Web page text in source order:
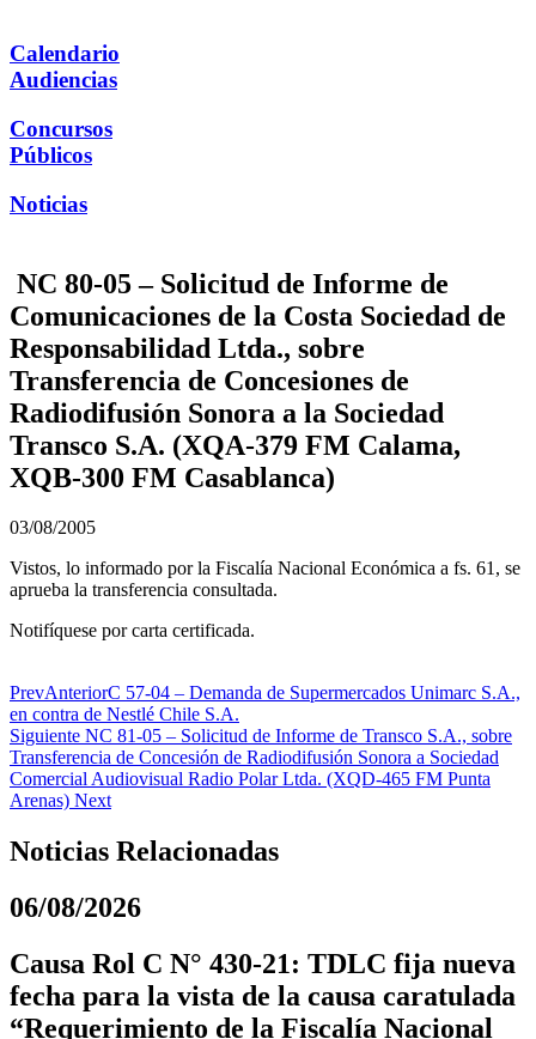
Calendario
Audiencias
Concursos
Públicos
Noticias
NC 80-05 – Solicitud de Informe de
Comunicaciones de la Costa Sociedad de
Responsabilidad Ltda., sobre
Transferencia de Concesiones de
Radiodifusión Sonora a la Sociedad
Transco S.A. (XQA-379 FM Calama,
XQB-300 FM Casablanca)
03/08/2005
Vistos, lo informado por la Fiscalía Nacional Económica a fs. 61, se
aprueba la transferencia consultada.
Notifíquese por carta certificada.
PrevAnteriorC 57-04 – Demanda de Supermercados Unimarc S.A.,
en contra de Nestlé Chile S.A.
Siguiente NC 81-05 – Solicitud de Informe de Transco S.A., sobre
Transferencia de Concesión de Radiodifusión Sonora a Sociedad
Comercial Audiovisual Radio Polar Ltda. (XQD-465 FM Punta
Arenas) Next
Noticias Relacionadas
06/08/2026
Causa Rol C N° 430-21: TDLC fija nueva
fecha para la vista de la causa caratulada
“Requerimiento de la Fiscalía Nacional